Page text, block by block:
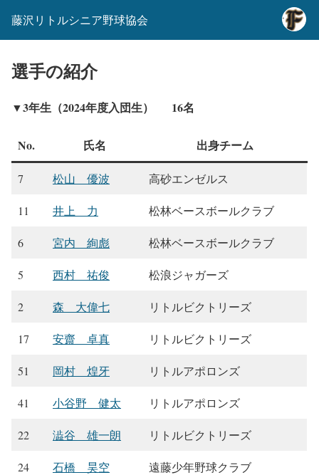
藤沢リトルシニア野球協会
選手の紹介
▼3年生（2024年度入団生） 16名
No. 氏名 出身チーム
7 松山 優波 高砂エンゼルス
11 井上 力 松林ベースボールクラブ
6 宮内 絢彪 松林ベースボールクラブ
5 西村 祐俊 松浪ジャガーズ
2 森 大偉七 リトルビクトリーズ
17 安齋 卓真 リトルビクトリーズ
51 岡村 煌牙 リトルアポロンズ
41 小谷野 健太 リトルアポロンズ
22 澁谷 雄一朗 リトルビクトリーズ
24 石橋 昊空 遠藤少年野球クラブ